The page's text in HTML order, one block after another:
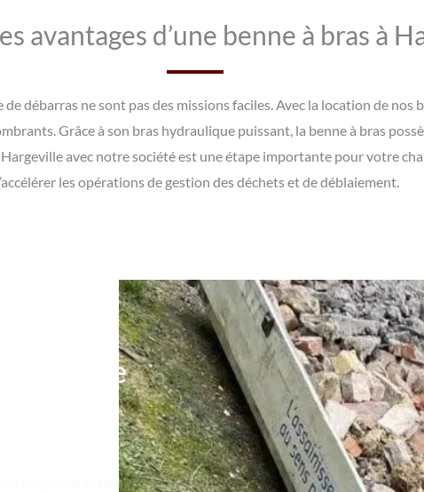
avantages d’une benne à bras à
débarras ne sont pas des missions faciles. Avec la location de
Grâce à son bras hydraulique puissant, la benne à bras
avec notre société est une étape importante pour votre
les opérations de gestion des déchets et de déblaiement.
responsable des